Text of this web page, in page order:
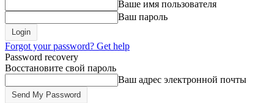
Ваше имя пользователя
Ваш пароль
Forgot your password? Get help
Password recovery
Восстановите свой пароль
Ваш адрес электронной почты